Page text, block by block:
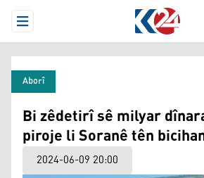
Open Menu
Aborî
Bi zêdetirî sê milyar
piroje li Soranê tên
2024-06-09 20:00